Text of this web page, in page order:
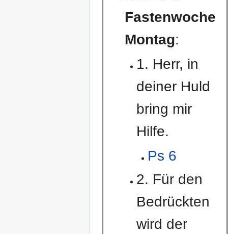
Fastenwoche
Montag:
1. Herr, in
deiner Huld
bring mir
Hilfe.
Ps 6
2. Für den
Bedrückten
wird der